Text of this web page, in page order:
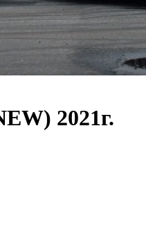
2021г.